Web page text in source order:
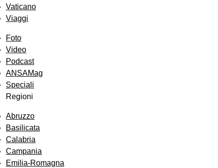
Vaticano
Viaggi
Foto
Video
Podcast
ANSAMag
Speciali
Regioni
Abruzzo
Basilicata
Calabria
Campania
Emilia-Romagna